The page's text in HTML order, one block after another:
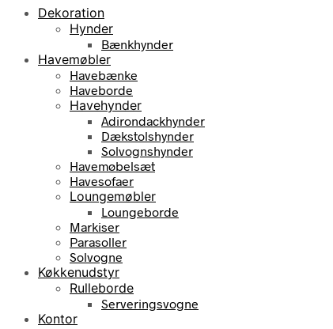
Dekoration
Hynder
Bænkhynder
Havemøbler
Havebænke
Haveborde
Havehynder
Adirondackhynder
Dækstolshynder
Solvognshynder
Havemøbelsæt
Havesofaer
Loungemøbler
Loungeborde
Markiser
Parasoller
Solvogne
Køkkenudstyr
Rulleborde
Serveringsvogne
Kontor